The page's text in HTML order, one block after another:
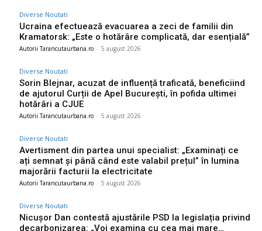
Diverse Noutati
Ucraina efectuează evacuarea a zeci de familii din
Kramatorsk: „Este o hotărâre complicată, dar esențială”
Autorii Tarancutaurbana.ro - 5 august 2026
Diverse Noutati
Sorin Blejnar, acuzat de influență traficată, beneficiind
de ajutorul Curții de Apel București, în pofida ultimei
hotărâri a CJUE
Autorii Tarancutaurbana.ro - 5 august 2026
Diverse Noutati
Avertisment din partea unui specialist: „Examinați ce
ați semnat și până când este valabil prețul” în lumina
majorării facturii la electricitate
Autorii Tarancutaurbana.ro - 5 august 2026
Diverse Noutati
Nicușor Dan contestă ajustările PSD la legislația privind
decarbonizarea: „Voi examina cu cea mai mare…